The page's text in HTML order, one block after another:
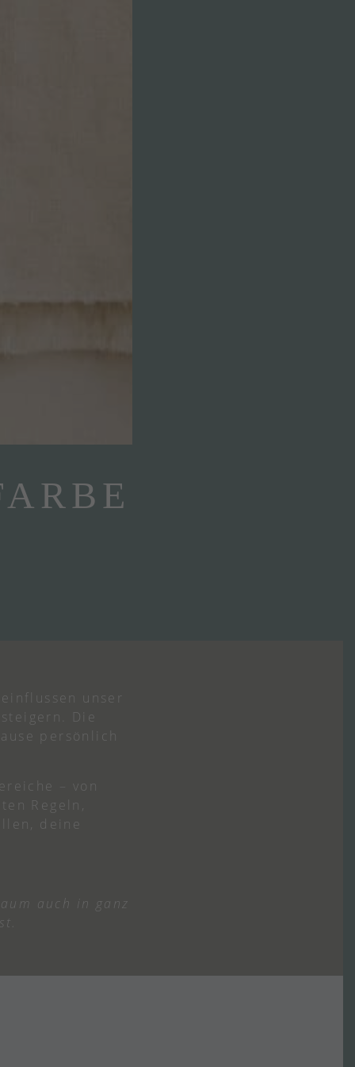
unser
Die
persönlich
– von
Regeln,
deine
auch in ganz